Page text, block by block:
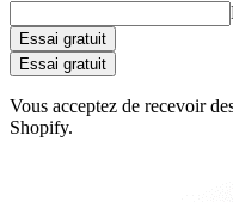
Essai gratuit
Essai gratuit
Vous acceptez de recevoir
Shopify.